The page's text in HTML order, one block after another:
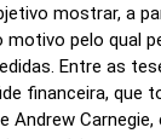
mostrar, a
motivo pelo qual
Entre as
financeira, que
Andrew